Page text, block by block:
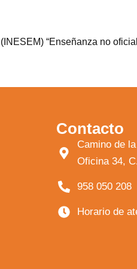
“Enseñanza no
Contacto
Camino de
Oficina 34,
958 050 208
Horario de